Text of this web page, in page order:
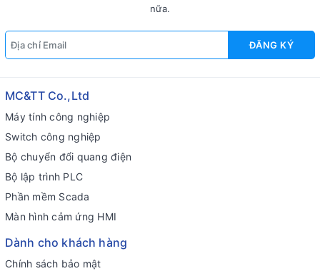
nữa.
ĐĂNG KÝ
MC&TT Co.,Ltd
Máy tính công nghiệp
Switch công nghiệp
Bộ chuyển đổi quang điện
Bộ lập trình PLC
Phần mềm Scada
Màn hình cảm ứng HMI
Dành cho khách hàng
Chính sách bảo mật